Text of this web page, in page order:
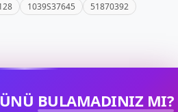
1039S37645
51870392
BULAMADINIZ MI?